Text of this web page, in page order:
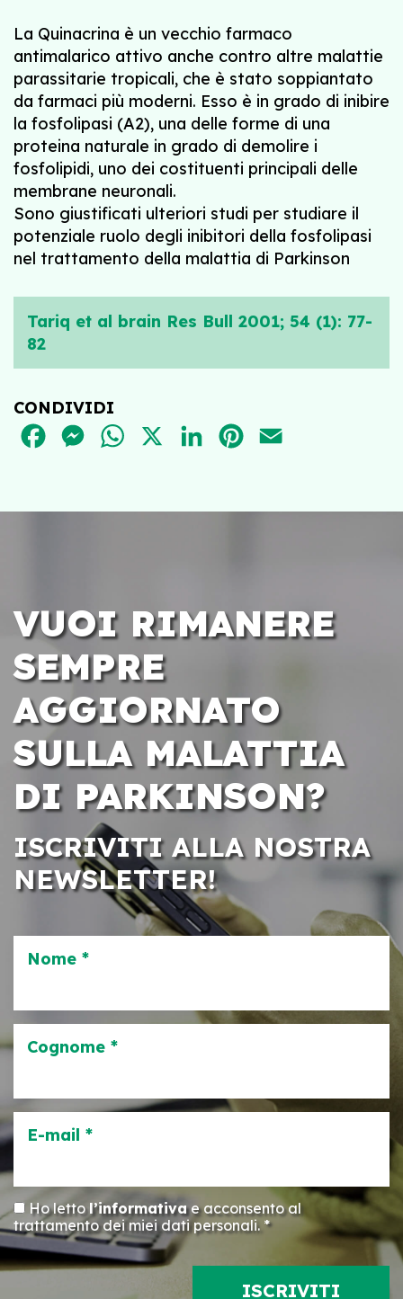
La Quinacrina è un vecchio farmaco
antimalarico attivo anche contro altre malattie
parassitarie tropicali, che è stato soppiantato
da farmaci più moderni. Esso è in grado di inibire
la fosfolipasi (A2), una delle forme di una
proteina naturale in grado di demolire i
fosfolipidi, uno dei costituenti principali delle
membrane neuronali.
Sono giustificati ulteriori studi per studiare il
potenziale ruolo degli inibitori della fosfolipasi
nel trattamento della malattia di Parkinson
Tariq et al brain Res Bull 2001; 54 (1): 77-
82
CONDIVIDI
FACEBOOKMESSENGER
WHATSAPPLINKEDINPINTEREST
VUOI RIMANERE
SEMPRE
AGGIORNATO
SULLA MALATTIA
DI PARKINSON?
ISCRIVITI ALLA NOSTRA
NEWSLETTER!
Nome *
Cognome *
E-mail *
Ho lettol’informativae acconsento al
trattamento dei miei dati personali. *